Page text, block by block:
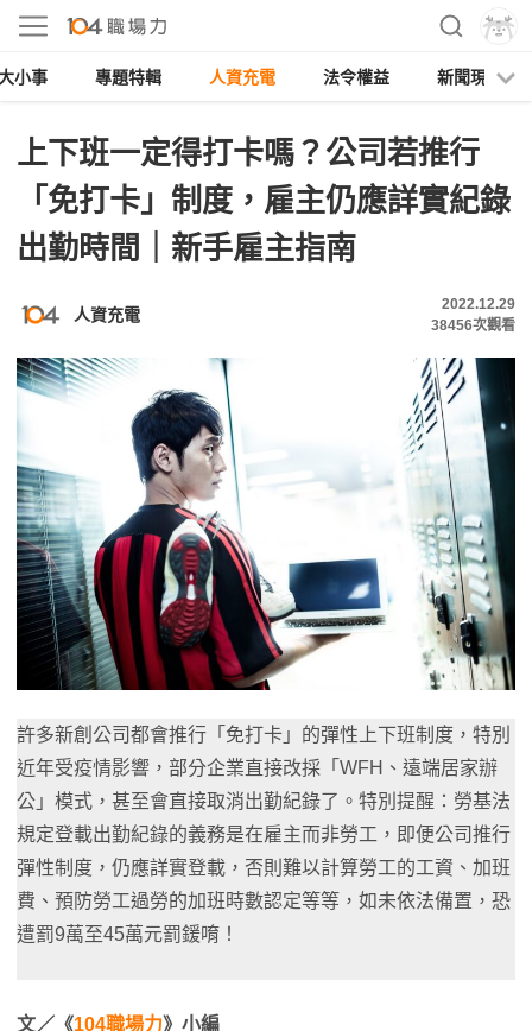
小事 專題特輯 人資充電 法令權益 新聞現場
上下班一定得打卡嗎？公司若推行
「免打卡」制度，雇主仍應詳實紀錄
出勤時間｜新手雇主指南
人資充電
2022.12.29
38456次觀看
許多新創公司都會推行「免打卡」的彈性上下班制度，特別
近年受疫情影響，部分企業直接改採「WFH、遠端居家辦
公」模式，甚至會直接取消出勤紀錄了。特別提醒：勞基法
規定登載出勤紀錄的義務是在雇主而非勞工，即便公司推行
彈性制度，仍應詳實登載，否則難以計算勞工的工資、加班
費、預防勞工過勞的加班時數認定等等，如未依法備置，恐
遭罰9萬至45萬元罰鍰唷！
文／《104職場力》小編